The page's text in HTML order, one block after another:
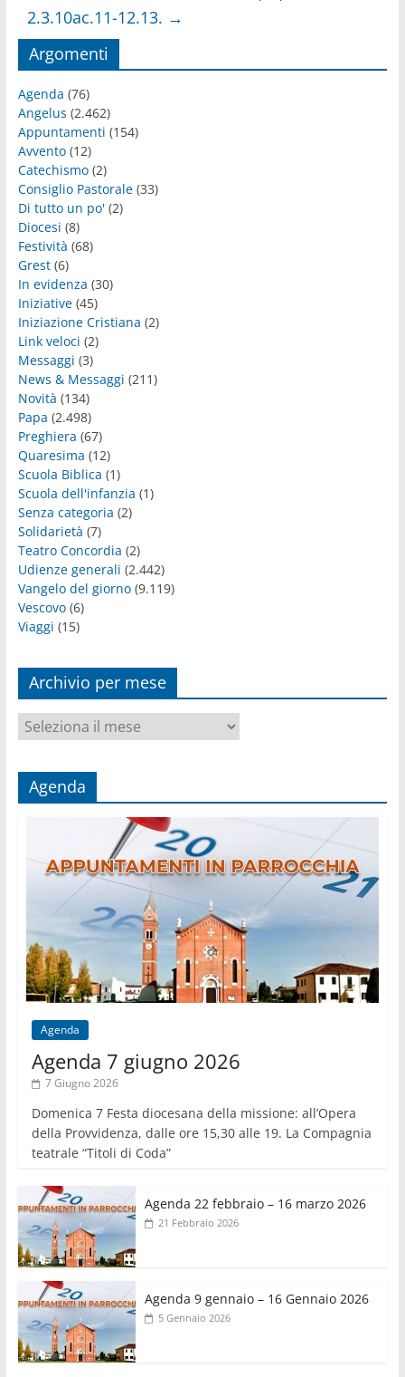
2.3.10ac.11-12.13. →
Argomenti
Agenda (76)
Angelus (2.462)
Appuntamenti (154)
Avvento(12)
Catechismo(2)
Consiglio Pastorale(33)
Di tutto un po'(2)
Diocesi (8)
Festività (68)
Grest(6)
In evidenza (30)
Iniziative(45)
Iniziazione Cristiana (2)
Link veloci (2)
Messaggi (3)
News & Messaggi (211)
Novità (134)
Papa (2.498)
Preghiera (67)
Quaresima (12)
Scuola Biblica (1)
Scuola dell'infanzia (1)
Senza categoria (2)
Solidarietà (7)
Teatro Concordia (2)
Udienze generali (2.442)
Vangelo del giorno(9.119)
Vescovo(6)
Viaggi (15)
Archivio per mese
Archivio
per
Agenda
Agenda
Agenda 7 giugno 2026
7 Giugno 2026
Domenica 7 Festa diocesana della missione: all’Opera
della Provvidenza, dalle ore 15,30 alle 19. La Compagnia
teatrale “Titoli di Coda”
Agenda 22 febbraio – 16 marzo 2026
21 Febbraio 2026
Agenda 9 gennaio – 16 Gennaio 2026
5 Gennaio 2026